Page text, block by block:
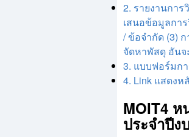
2. รายงานกา
เสนอข้อมูลกา
/ ข้อจำกัด (3)
จัดหาพัสดุ อันจ
3. แบบฟอร์มก
4. Link แสดงห
MOIT4 ห
ประจำปี